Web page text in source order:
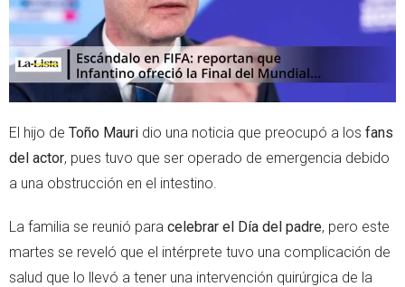
El hijo de Toño Mauri dio una noticia que preocupó a los fans
del actor, pues tuvo que ser operado de emergencia debido
a una obstrucción en el intestino.
La familia se reunió para celebrar el Día del padre, pero este
martes se reveló que el intérprete tuvo una complicación de
salud que lo llevó a tener una intervención quirúrgica de la